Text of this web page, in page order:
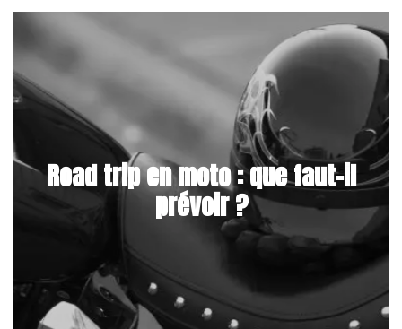
Road trip en moto : que faut-il
prévoir ?